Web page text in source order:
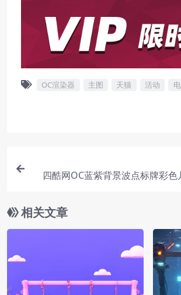
OC渲染器 主图 天猫 活动
四酷网OC蓝紫背景波点标牌彩
相关文章